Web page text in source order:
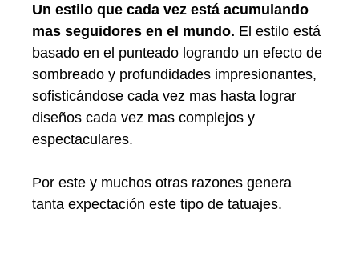
Un estilo que cada vez está acumulando
mas seguidores en el mundo. El estilo está
basado en el punteado logrando un efecto de
sombreado y profundidades impresionantes,
sofisticándose cada vez mas hasta lograr
diseños cada vez mas complejos y
espectaculares.
Por este y muchos otras razones genera
tanta expectación este tipo de tatuajes.